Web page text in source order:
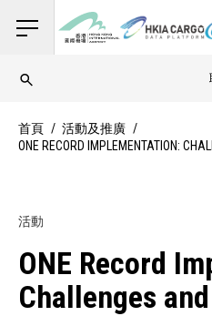
用戶登入
用戶登入
首頁
活動及推廣
ONE RECORD IMPLEMENTATION:
活動
ONE Record
Challenges